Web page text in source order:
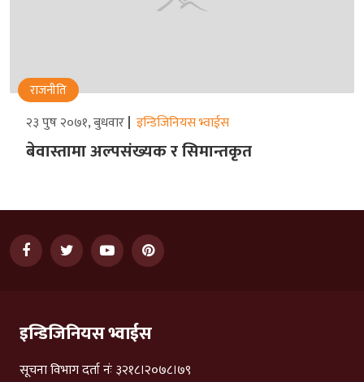
राजनीति
२३ पुष २०७१, बुधवार इन्डिजिनियस भ्वाईस
बेवास्तामा अल्पसंख्यक र सिमान्तकृत
इन्डिजिनियस भ्वाईस
सूचना विभाग दर्ता नंः ३२१८।२०७८।७९